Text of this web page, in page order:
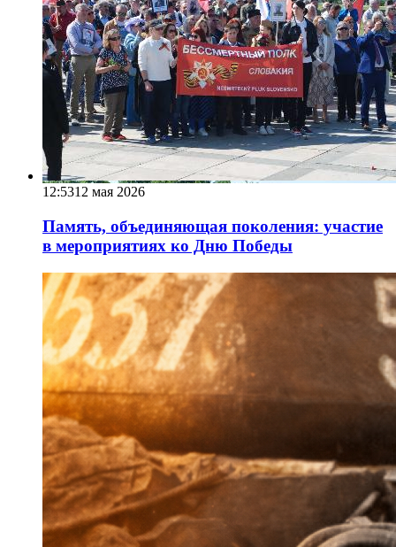
12:5312 мая 2026
Память, объединяющая поколения: участие
в мероприятиях ко Дню Победы